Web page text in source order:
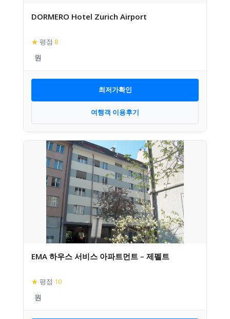
DORMERO Hotel Zurich Airport
★ 평점 8
최저가확인
여행객 이용후기
EMA 하우스 서비스 아파트먼트 – 제펠트
★ 평점 10